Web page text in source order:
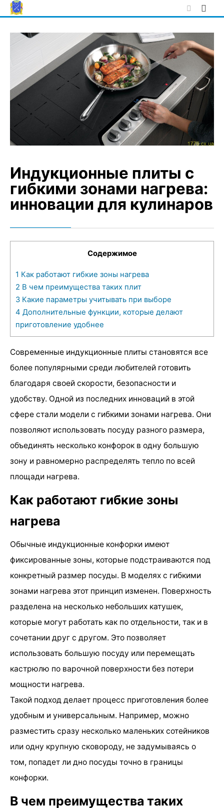
Skip
to
Индукционные плиты с
гибкими зонами нагрева:
инновации для кулинаров
Содержимое
1 Как работают гибкие зоны нагрева
2 В чем преимущества таких плит
3 Какие параметры учитывать при выборе
4 Дополнительные функции, которые делают
приготовление удобнее
Современные индукционные плиты становятся все
более популярными среди любителей готовить
благодаря своей скорости, безопасности и
удобству. Одной из последних инноваций в этой
сфере стали модели с гибкими зонами нагрева. Они
позволяют использовать посуду разного размера,
объединять несколько конфорок в одну большую
зону и равномерно распределять тепло по всей
площади нагрева.
Как работают гибкие зоны
нагрева
Обычные индукционные конфорки имеют
фиксированные зоны, которые подстраиваются под
конкретный размер посуды. В моделях с гибкими
зонами нагрева этот принцип изменен. Поверхность
разделена на несколько небольших катушек,
которые могут работать как по отдельности, так и в
сочетании друг с другом. Это позволяет
использовать большую посуду или перемещать
кастрюлю по варочной поверхности без потери
мощности нагрева.
Такой подход делает процесс приготовления более
удобным и универсальным. Например, можно
разместить сразу несколько маленьких сотейников
или одну крупную сковороду, не задумываясь о
том, попадет ли дно посуды точно в границы
конфорки.
В чем преимущества таких